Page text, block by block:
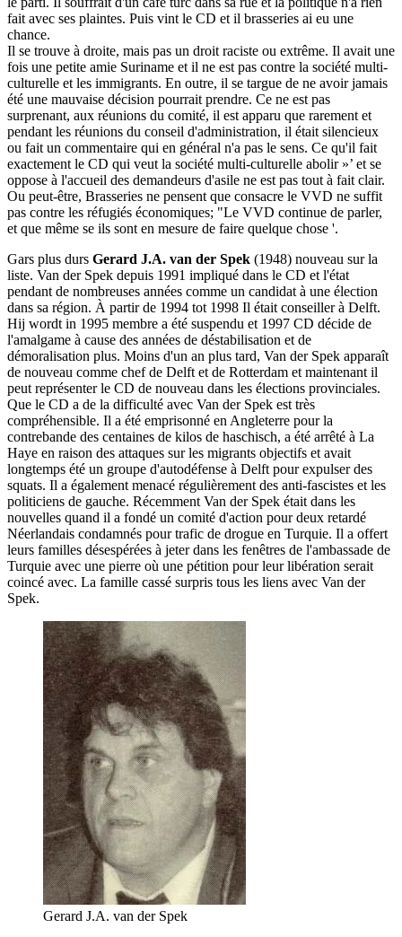
fait avec ses plaintes. Puis vint le CD et il brasseries ai eu une
chance.
Il se trouve à droite, mais pas un droit raciste ou extrême. Il avait une
fois une petite amie Suriname et il ne est pas contre la société multi-
culturelle et les immigrants. En outre, il se targue de ne avoir jamais
été une mauvaise décision pourrait prendre. Ce ne est pas
surprenant, aux réunions du comité, il est apparu que rarement et
pendant les réunions du conseil d'administration, il était silencieux
ou fait un commentaire qui en général n'a pas le sens. Ce qu'il fait
exactement le CD qui veut la société multi-culturelle abolir »’ et se
oppose à l'accueil des demandeurs d'asile ne est pas tout à fait clair.
Ou peut-être, Brasseries ne pensent que consacre le VVD ne suffit
pas contre les réfugiés économiques; "Le VVD continue de parler,
et que même se ils sont en mesure de faire quelque chose '.
Gars plus durs Gerard J.A. van der Spek (1948) nouveau sur la
liste. Van der Spek depuis 1991 impliqué dans le CD et l'état
pendant de nombreuses années comme un candidat à une élection
dans sa région. À partir de 1994 tot 1998 Il était conseiller à Delft.
Hij wordt in 1995 membre a été suspendu et 1997 CD décide de
l'amalgame à cause des années de déstabilisation et de
démoralisation plus. Moins d'un an plus tard, Van der Spek apparaît
de nouveau comme chef de Delft et de Rotterdam et maintenant il
peut représenter le CD de nouveau dans les élections provinciales.
Que le CD a de la difficulté avec Van der Spek est très
compréhensible. Il a été emprisonné en Angleterre pour la
contrebande des centaines de kilos de haschisch, a été arrêté à La
Haye en raison des attaques sur les migrants objectifs et avait
longtemps été un groupe d'autodéfense à Delft pour expulser des
squats. Il a également menacé régulièrement des anti-fascistes et les
politiciens de gauche. Récemment Van der Spek était dans les
nouvelles quand il a fondé un comité d'action pour deux retardé
Néerlandais condamnés pour trafic de drogue en Turquie. Il a offert
leurs familles désespérées à jeter dans les fenêtres de l'ambassade de
Turquie avec une pierre où une pétition pour leur libération serait
coincé avec. La famille cassé surpris tous les liens avec Van der
Spek.
Gerard J.A. van der Spek